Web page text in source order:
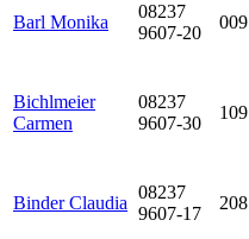
Barl Monika
08237
9607-20
009
Bichlmeier
Carmen
08237
9607-30
109
Binder Claudia
08237
9607-17
208